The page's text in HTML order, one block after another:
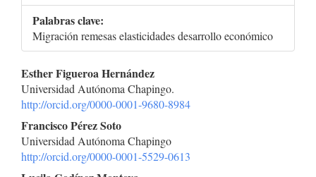
Palabras clave:
Migración remesas elasticidades desarrollo económico
Contenido
principal
del
artículo
Esther Figueroa Hernández
Universidad Autónoma Chapingo.
http://orcid.org/0000-0001-9680-8984
Francisco Pérez Soto
Universidad Autónoma Chapingo
http://orcid.org/0000-0001-5529-0613